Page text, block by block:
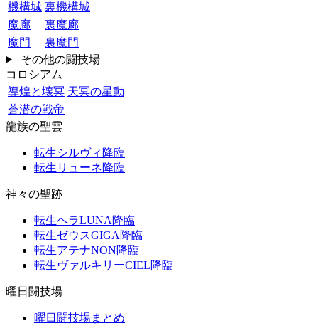
機構城 裏機構城
魔廊
裏魔廊
魔門
裏魔門
その他の闘技場
コロシアム
導煌と壊冥 天冥の星動
蒼潜の戦帝
龍族の聖雲
転生シルヴィ降臨
転生リューネ降臨
神々の聖跡
転生ヘラLUNA降臨
転生ゼウスGIGA降臨
転生アテナNON降臨
転生ヴァルキリーCIEL降臨
曜日闘技場
曜日闘技場まとめ